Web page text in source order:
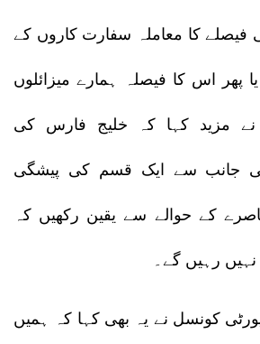
فیصلے کا معاملہ سفارت کاروں کے
پھر اس کا فیصلہ ہمارے میزائلوں
نے مزید کہا کہ خلیج فارس کی
کی جانب سے ایک قسم کی پیشگی
کے حوالے سے یقین رکھیں کہ
رہیں گے۔
کونسل نے یہ بھی کہا کہ ہمیں